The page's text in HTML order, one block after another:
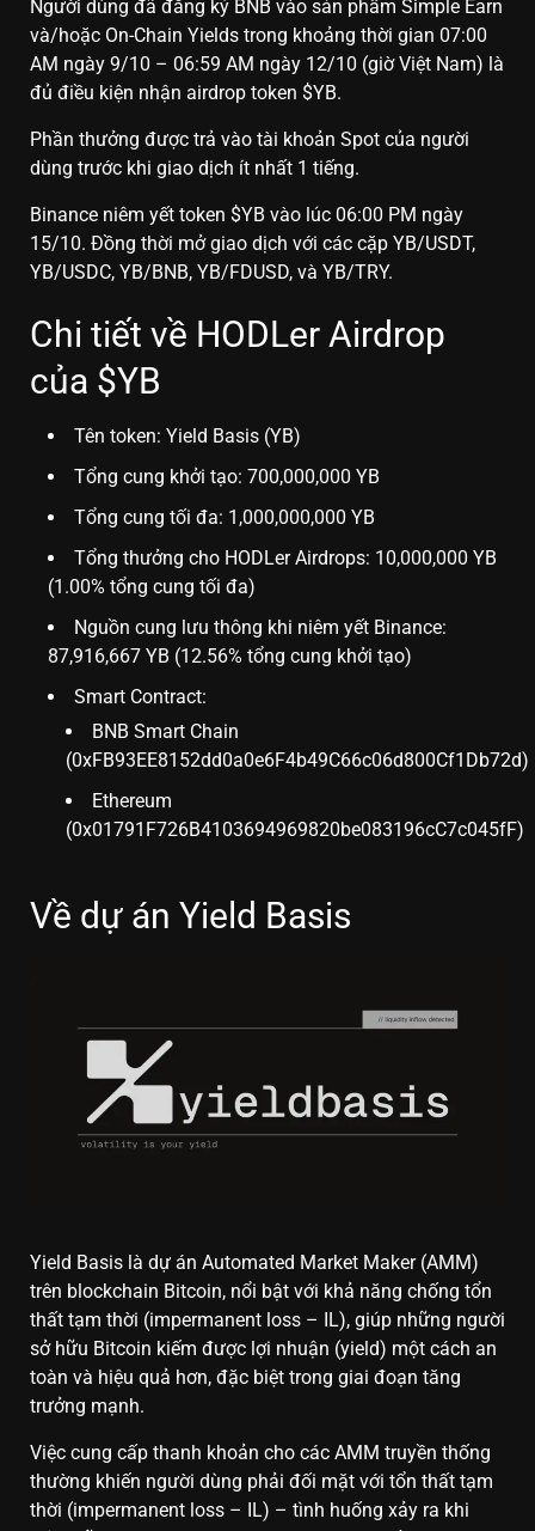
Người dùng đã đăng ký BNB vào sản phẩm Simple Earn
và/hoặc On-Chain Yields trong khoảng thời gian 07:00
AM ngày 9/10 – 06:59 AM ngày 12/10 (giờ Việt Nam) là
đủ điều kiện nhận airdrop token $YB.
Phần thưởng được trả vào tài khoản Spot của người
dùng trước khi giao dịch ít nhất 1 tiếng.
Binance niêm yết token $YB vào lúc 06:00 PM ngày
15/10. Đồng thời mở giao dịch với các cặp YB/USDT,
YB/USDC, YB/BNB, YB/FDUSD, và YB/TRY.
Chi tiết về HODLer Airdrop
của $YB
Tên token: Yield Basis (YB)
Tổng cung khởi tạo: 700,000,000 YB
Tổng cung tối đa: 1,000,000,000 YB
Tổng thưởng cho HODLer Airdrops: 10,000,000 YB
(1.00% tổng cung tối đa)
Nguồn cung lưu thông khi niêm yết Binance:
87,916,667 YB (12.56% tổng cung khởi tạo)
Smart Contract:
BNB Smart Chain
(0xFB93EE8152dd0a0e6F4b49C66c06d800Cf1Db72d)
Ethereum
(0x01791F726B4103694969820be083196cC7c045fF)
Về dự án Yield Basis
Yield Basis là dự án Automated Market Maker (AMM)
trên blockchain Bitcoin, nổi bật với khả năng chống tổn
thất tạm thời (impermanent loss – IL), giúp những người
sở hữu Bitcoin kiếm được lợi nhuận (yield) một cách an
toàn và hiệu quả hơn, đặc biệt trong giai đoạn tăng
trưởng mạnh.
Việc cung cấp thanh khoản cho các AMM truyền thống
thường khiến người dùng phải đối mặt với tổn thất tạm
thời (impermanent loss – IL) – tình huống xảy ra khi